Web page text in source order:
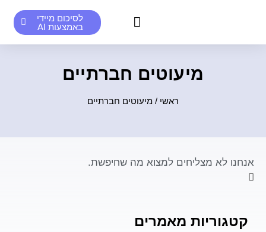
לסיכום מיידי
באמצעות AI
מיעוטים חברתיים
ראשי / מיעוטים חברתיים
אנחנו לא מצליחים למצוא מה שחיפשת.
קטגוריות מאמרים